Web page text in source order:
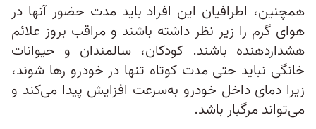
همچنین، اطرافیان این افراد باید مدت حضور آنها در
هوای گرم را زیر نظر داشته باشند و مراقب بروز علائم
هشداردهنده باشند. کودکان، سالمندان و حیوانات
خانگی نباید حتی مدت کوتاه تنها در خودرو رها شوند،
زیرا دمای داخل خودرو به‌سرعت افزایش پیدا می‌کند و
می‌تواند مرگبار باشد.